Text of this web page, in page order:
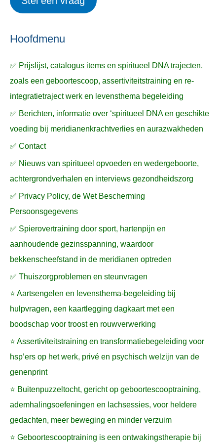
e
n
k
a
r
:
Hoofdmenu
✅ Prijslijst, catalogus items en spiritueel DNA trajecten,
zoals een geboortescoop, assertiviteitstraining en re-
integratietraject werk en levensthema begeleiding
✅ Berichten, informatie over ‘spiritueel DNA en geschikte
voeding bij meridianenkrachtverlies en aurazwakheden
✅ Contact
✅ Nieuws van spiritueel opvoeden en wedergeboorte,
achtergrondverhalen en interviews gezondheidszorg
✅ Privacy Policy, de Wet Bescherming
Persoonsgegevens
✅ Spierovertraining door sport, hartenpijn en
aanhoudende gezinsspanning, waardoor
bekkenscheefstand in de meridianen optreden
✅ Thuiszorgproblemen en steunvragen
⭐ Aartsengelen en levensthema-begeleiding bij
hulpvragen, een kaartlegging dagkaart met een
boodschap voor troost en rouwverwerking
⭐ Assertiviteitstraining en transformatiebegeleiding voor
hsp’ers op het werk, privé en psychisch welzijn van de
genenprint
⭐ Buitenpuzzeltocht, gericht op geboortescooptraining,
ademhalingsoefeningen en lachsessies, voor heldere
gedachten, meer beweging en minder verzuim
⭐ Geboortescooptraining is een ontwakingstherapie bij
p
n